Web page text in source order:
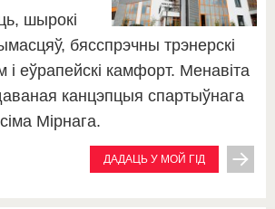
шырокі
бясспрэчны трэнерскі
і еўрапейскі камфорт. Менавіта
канцэпцыя спартыўнага
Мірнага.
ДАДАЦЬ У МОЙ ГІД